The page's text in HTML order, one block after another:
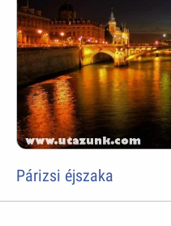
Párizsi éjszaka